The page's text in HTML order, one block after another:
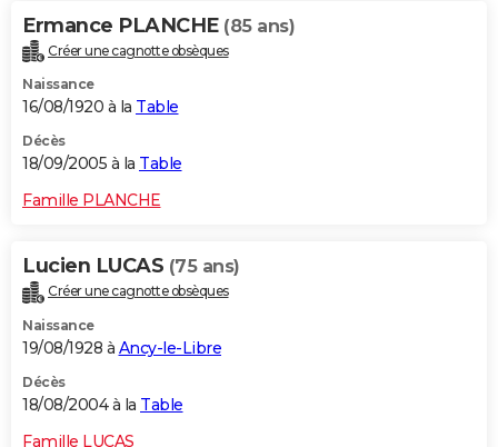
Ermance PLANCHE (85 ans)
Créer une cagnotte obsèques
Naissance
16/08/1920 à la Table
Décès
18/09/2005 à la Table
Famille PLANCHE
Lucien LUCAS (75 ans)
Créer une cagnotte obsèques
Naissance
19/08/1928 à Ancy-le-Libre
Décès
18/08/2004 à la Table
Famille LUCAS